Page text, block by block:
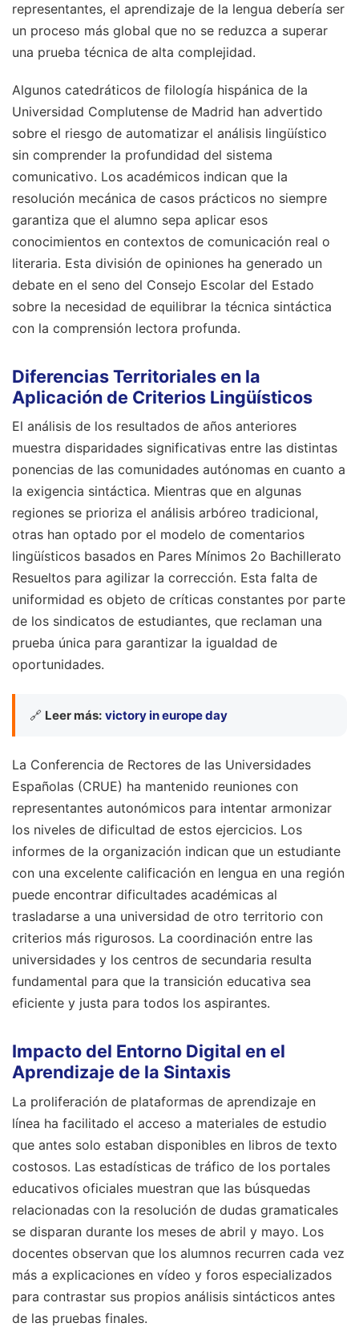
representantes, el aprendizaje de la lengua debería ser
un proceso más global que no se reduzca a superar
una prueba técnica de alta complejidad.
Algunos catedráticos de filología hispánica de la
Universidad Complutense de Madrid han advertido
sobre el riesgo de automatizar el análisis lingüístico
sin comprender la profundidad del sistema
comunicativo. Los académicos indican que la
resolución mecánica de casos prácticos no siempre
garantiza que el alumno sepa aplicar esos
conocimientos en contextos de comunicación real o
literaria. Esta división de opiniones ha generado un
debate en el seno del Consejo Escolar del Estado
sobre la necesidad de equilibrar la técnica sintáctica
con la comprensión lectora profunda.
Diferencias Territoriales en la
Aplicación de Criterios Lingüísticos
El análisis de los resultados de años anteriores
muestra disparidades significativas entre las distintas
ponencias de las comunidades autónomas en cuanto a
la exigencia sintáctica. Mientras que en algunas
regiones se prioriza el análisis arbóreo tradicional,
otras han optado por el modelo de comentarios
lingüísticos basados en Pares Mínimos 2o Bachillerato
Resueltos para agilizar la corrección. Esta falta de
uniformidad es objeto de críticas constantes por parte
de los sindicatos de estudiantes, que reclaman una
prueba única para garantizar la igualdad de
oportunidades.
🔗 Leer más: victory in europe day
La Conferencia de Rectores de las Universidades
Españolas (CRUE) ha mantenido reuniones con
representantes autonómicos para intentar armonizar
los niveles de dificultad de estos ejercicios. Los
informes de la organización indican que un estudiante
con una excelente calificación en lengua en una región
puede encontrar dificultades académicas al
trasladarse a una universidad de otro territorio con
criterios más rigurosos. La coordinación entre las
universidades y los centros de secundaria resulta
fundamental para que la transición educativa sea
eficiente y justa para todos los aspirantes.
Impacto del Entorno Digital en el
Aprendizaje de la Sintaxis
La proliferación de plataformas de aprendizaje en
línea ha facilitado el acceso a materiales de estudio
que antes solo estaban disponibles en libros de texto
costosos. Las estadísticas de tráfico de los portales
educativos oficiales muestran que las búsquedas
relacionadas con la resolución de dudas gramaticales
se disparan durante los meses de abril y mayo. Los
docentes observan que los alumnos recurren cada vez
más a explicaciones en vídeo y foros especializados
para contrastar sus propios análisis sintácticos antes
de las pruebas finales.